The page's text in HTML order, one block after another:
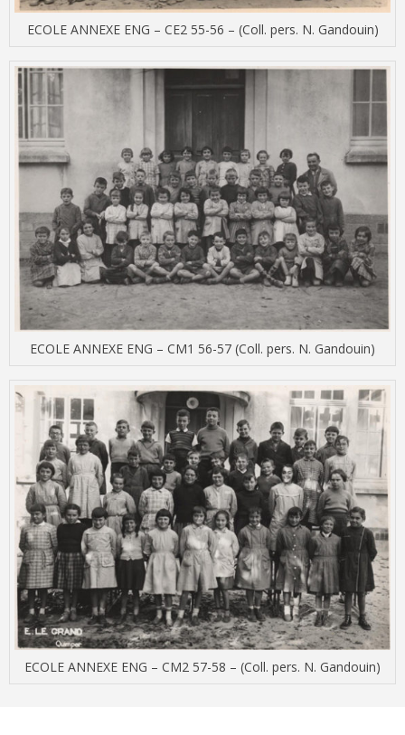
ECOLE ANNEXE ENG – CE2 55-56 – (Coll. pers. N. Gandouin)
ECOLE ANNEXE ENG – CM1 56-57 (Coll. pers. N. Gandouin)
ECOLE ANNEXE ENG – CM2 57-58 – (Coll. pers. N. Gandouin)